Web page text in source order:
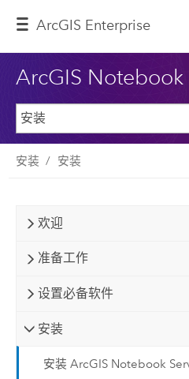
ArcGIS Enterprise
ArcGIS Notebook
安装 安装
欢迎
准备工作
设置必备软件
安装
安装 ArcGIS Notebook